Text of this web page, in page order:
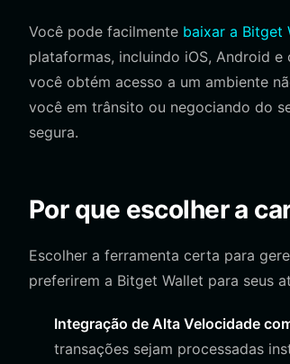
Você pode facilmente baixar a Bitget
plataformas, incluindo iOS, Android
você obtém acesso a um ambiente
você em trânsito ou negociando do
segura.
Por que escolher a
Escolher a ferramenta certa para
preferirem a Bitget Wallet para seus
Integração de Alta Velocidade
transações sejam processadas